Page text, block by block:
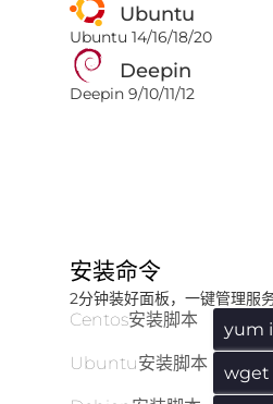
Ubuntu
Ubuntu 14/16/18/20
Deepin
Deepin 9/10/11/12
安装命令
2分钟装好面板，一键管理服
Centos安装脚本 yum
Ubuntu安装脚本 wget